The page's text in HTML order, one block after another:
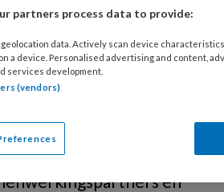
is van groot belang,
nodig hebben. Daarom
en
partners process data to provide:
data. Actively scan device
a device. Personalised advertising and content,
services development.
(vendors)